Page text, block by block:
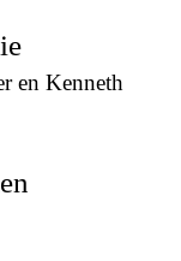
en Kenneth